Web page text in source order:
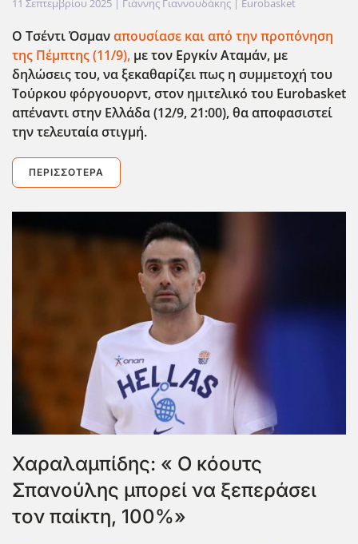
11 Σεπτεμβρίου 2025 | Γιάννης Γιαννουδάκης | Eurobasket
Ο Τσέντι Όσμαναπουσίασε και από την προπόνηση
της Πέμπτης (11/9), με τον Εργκίν Αταμάν, με
δηλώσεις του, να ξεκαθαρίζει πως η συμμετοχή του
Τούρκου φόργουορντ, στον ημιτελικό του Eurobasket
απέναντι στην Ελλάδα (12/9, 21:00), θα αποφασιστεί
την τελευταία στιγμή.
ΠΕΡΙΣΣΌΤΕΡΑ
Χαραλαμπίδης: « Ο κόουτς
Σπανούλης μπορεί να ξεπεράσει
τον παίκτη, 100%»